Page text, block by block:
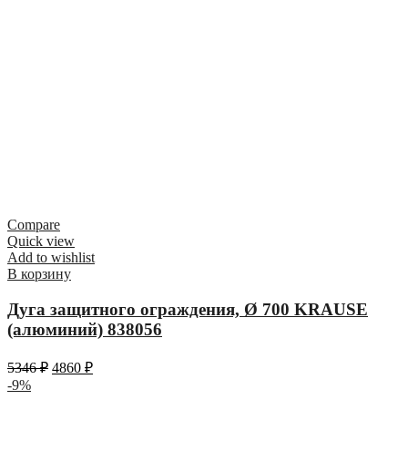
Compare
Quick view
Add to wishlist
В корзину
Дуга защитного ограждения, Ø 700 KRAUSE
(алюминий) 838056
5346₽ 4860 ₽
-9%